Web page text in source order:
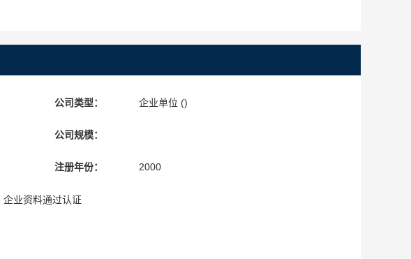
公司类型： 企业单位 ()
公司规模：
注册年份： 2000
企业资料通过认证